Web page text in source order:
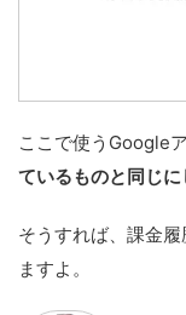
ここで使うGoogle
ているものと同じに
そうすれば、課金
ますよ。